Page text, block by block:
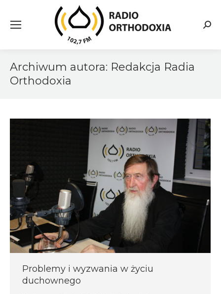
Archiwum autora: Redakcja Radia
Orthodoxia
Problemy i wyzwania w życiu
duchownego